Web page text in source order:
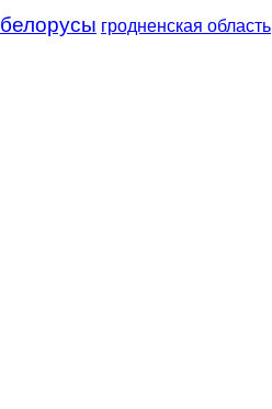
белорусы гродненская область